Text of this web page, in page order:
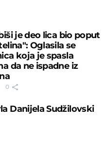
je deo lica bio poput
Oglasila se
koja je spasla
da ne ispadne iz
0
Danijela Sudžilovski